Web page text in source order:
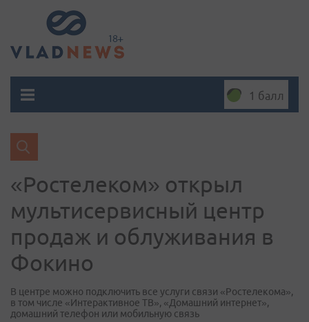
1 балл
«Ростелеком» открыл
мультисервисный центр
продаж и облуживания в
Фокино
В центре можно подключить все услуги связи «Ростелекома»,
в том числе «Интерактивное ТВ», «Домашний интернет»,
домашний телефон или мобильную связь